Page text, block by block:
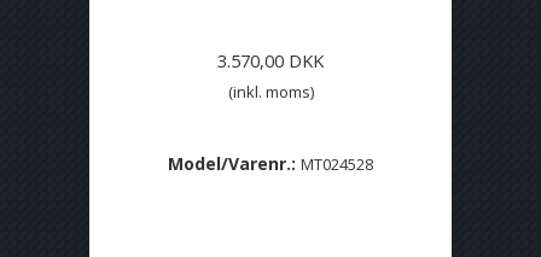
3.570,00 DKK
(inkl. moms)
Model/Varenr.: MT024528